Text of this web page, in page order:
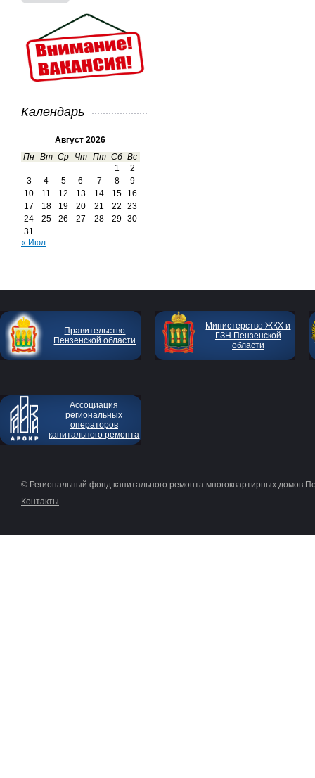
Календарь
Август 2026
Пн Вт Ср Чт Пт Сб Вс
1
2
3
4 5 6 7 8
9
10
11 12 13 14 15
16
17
18 19 20 21 22
23
24
25 26 27 28 29
30
31
« Июл
Правительство
Пензенской области
Министерство ЖКХ и
ГЗН Пензенской
области
Ассоциация
региональных
операторов
капитального ремонта
© Региональный фонд капитального ремонта многоквартирных домов
Контакты